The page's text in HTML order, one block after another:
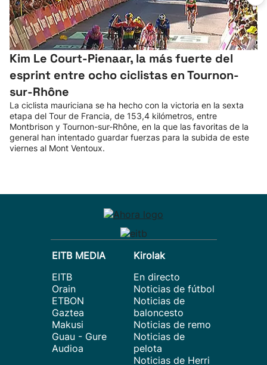
Kim Le Court-Pienaar, la más fuerte del
esprint entre ocho ciclistas en Tournon-
sur-Rhône
La ciclista mauriciana se ha hecho con la victoria en la sexta
etapa del Tour de Francia, de 153,4 kilómetros, entre
Montbrison y Tournon-sur-Rhône, en la que las favoritas de la
general han intentado guardar fuerzas para la subida de este
viernes al Mont Ventoux.
EITB MEDIA
EITB
Orain
ETBON
Gaztea
Makusi
Guau - Gure
Audioa
Kirolak
En directo
Noticias de fútbol
Noticias de
baloncesto
Noticias de remo
Noticias de
pelota
Noticias de Herri